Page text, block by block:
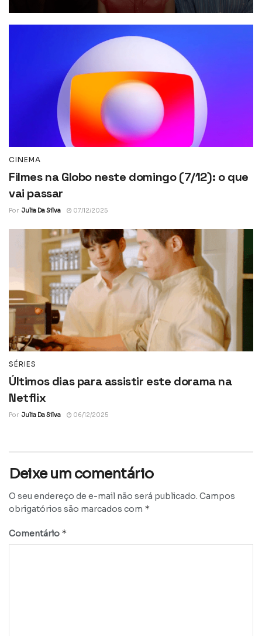
CINEMA
Filmes na Globo neste domingo (7/12): o que
vai passar
Por Julia Da Silva 07/12/2025
SÉRIES
Últimos dias para assistir este dorama na
Netflix
Por Julia Da Silva 06/12/2025
Deixe um comentário
O seu endereço de e-mail não será publicado. Campos
obrigatórios são marcados com *
Comentário *